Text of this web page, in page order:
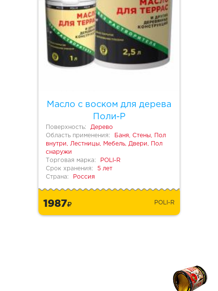
Масло с воском для дерева
Поли-Р
Поверхность:
Дерево
Область применения:
Баня, Стены, Пол
внутри, Лестницы, Мебель, Двери, Пол
снаружи
Торговая марка:
POLI-R
Срок хранения:
5 лет
Страна:
Россия
1987 POLI-R